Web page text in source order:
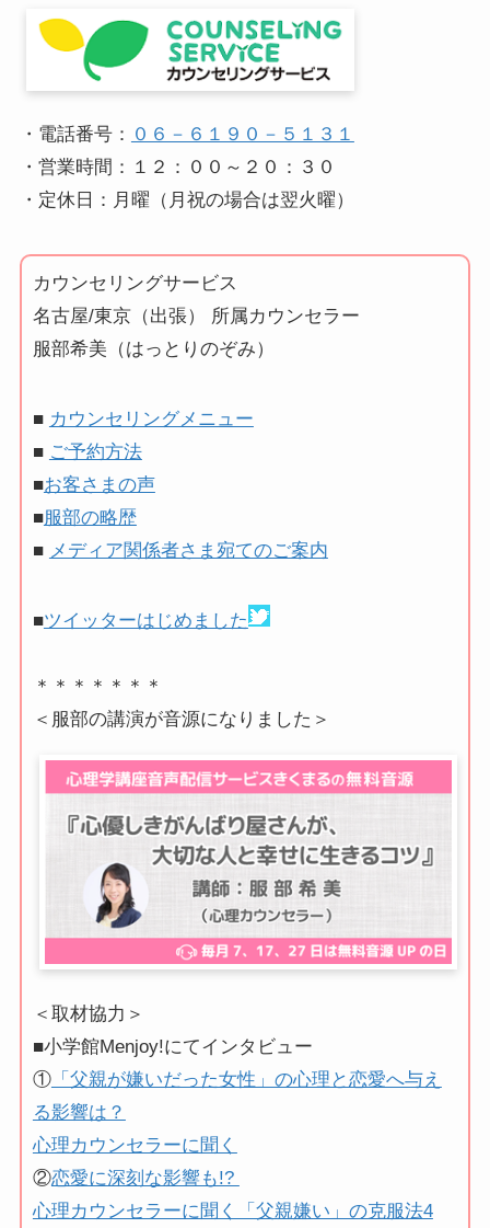
・電話番号： ０６－６１９０－５１３１
・営業時間：１２：００～２０：３０
・定休日：月曜（月祝の場合は翌火曜）
カウンセリングサービス
名古屋/東京（出張） 所属カウンセラー
服部希美（はっとりのぞみ）
■ カウンセリングメニュー
■ ご予約方法
■お客さまの声
■服部の略歴
■ メディア関係者さま宛てのご案内
■ツイッターはじめました
＊＊＊＊＊＊＊
＜服部の講演が音源になりました＞
＜取材協力＞
■小学館Menjoy!にてインタビュー
①「父親が嫌いだった女性」の心理と恋愛へ与え
る影響は？
心理カウンセラーに聞く
②恋愛に深刻な影響も!?
心理カウンセラーに聞く「父親嫌い」の克服法4